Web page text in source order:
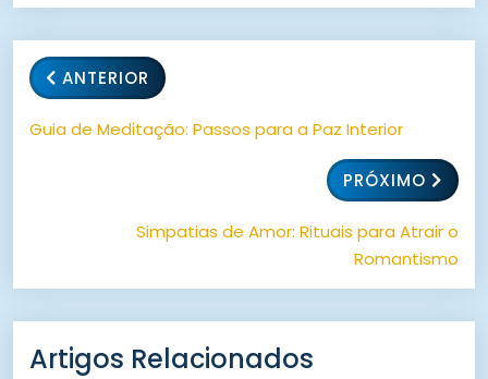
ANTERIOR
Guia de Meditação: Passos para a Paz Interior
PRÓXIMO
Simpatias de Amor: Rituais para Atrair o
Romantismo
Artigos Relacionados